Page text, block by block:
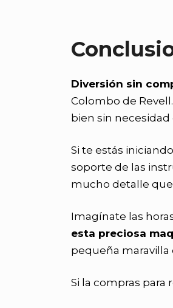
Diversión sin
Colombo de
bien sin necesidad
Si te estás
soporte de las
mucho detalle
Imagínate las
esta preciosa
pequeña
Si la compras para